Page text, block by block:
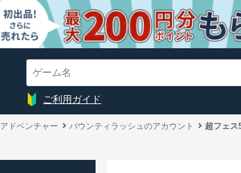
ご利用ガイド
アドベンチャー バウンティラッシュのアカウント 超フェス